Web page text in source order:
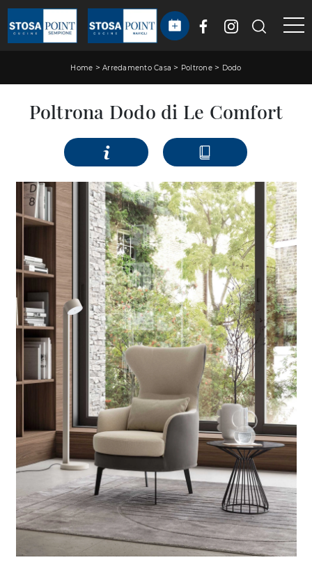
Home >Arredamento Casa > Poltrone > Dodo
Poltrona Dodo di Le Comfort